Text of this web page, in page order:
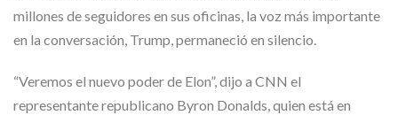
millones de seguidores en sus oficinas, la voz más importante
en la conversación, Trump, permaneció en silencio.
“Veremos el nuevo poder de Elon”, dijo a CNN el
representante republicano Byron Donalds, quien está en